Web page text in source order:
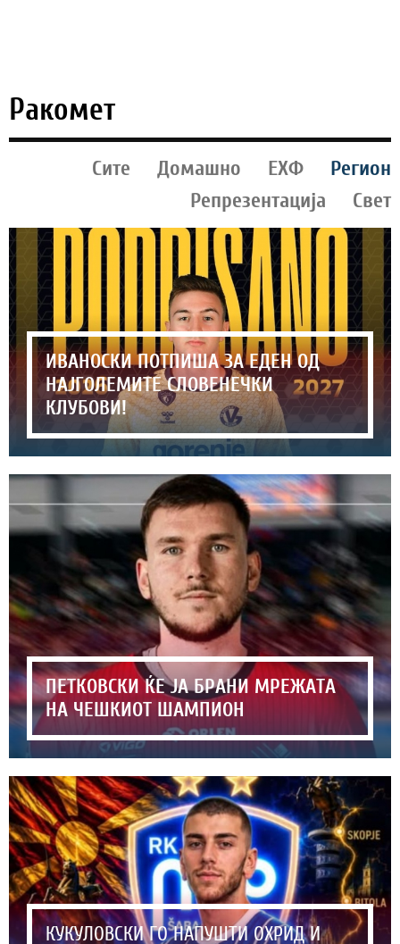
Ракомет
Сите Домашно ЕХФ
Регион
Репрезентација
Свет
ИВАНОСКИ ПОТПИША ЗА ЕДЕН ОД
НАЈГОЛЕМИТЕ СЛОВЕНЕЧКИ
КЛУБОВИ!
ПЕТКОВСКИ ЌЕ ЈА БРАНИ МРЕЖАТА
НА ЧЕШКИОТ ШАМПИОН
КУКУЛОВСКИ ГО НАПУШТИ ОХРИД И